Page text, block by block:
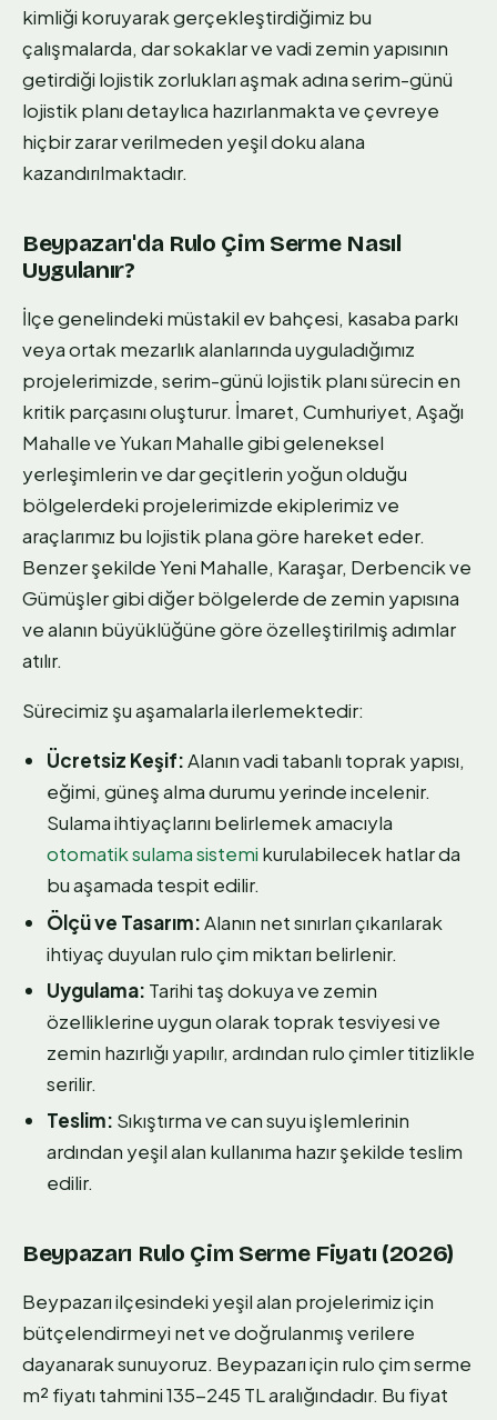
kimliği koruyarak gerçekleştirdiğimiz bu
çalışmalarda, dar sokaklar ve vadi zemin yapısının
getirdiği lojistik zorlukları aşmak adına serim-günü
lojistik planı detaylıca hazırlanmakta ve çevreye
hiçbir zarar verilmeden yeşil doku alana
kazandırılmaktadır.
Beypazarı'da Rulo Çim Serme Nasıl
Uygulanır?
İlçe genelindeki müstakil ev bahçesi, kasaba parkı
veya ortak mezarlık alanlarında uyguladığımız
projelerimizde, serim-günü lojistik planı sürecin en
kritik parçasını oluşturur. İmaret, Cumhuriyet, Aşağı
Mahalle ve Yukarı Mahalle gibi geleneksel
yerleşimlerin ve dar geçitlerin yoğun olduğu
bölgelerdeki projelerimizde ekiplerimiz ve
araçlarımız bu lojistik plana göre hareket eder.
Benzer şekilde Yeni Mahalle, Karaşar, Derbencik ve
Gümüşler gibi diğer bölgelerde de zemin yapısına
ve alanın büyüklüğüne göre özelleştirilmiş adımlar
atılır.
Sürecimiz şu aşamalarla ilerlemektedir:
Ücretsiz Keşif:Alanın vadi tabanlı toprak yapısı,
eğimi, güneş alma durumu yerinde incelenir.
Sulama ihtiyaçlarını belirlemek amacıyla
otomatik sulama sistemi kurulabilecek hatlar da
bu aşamada tespit edilir.
Ölçü ve Tasarım:Alanın net sınırları çıkarılarak
ihtiyaç duyulan rulo çim miktarı belirlenir.
Uygulama: Tarihi taş dokuya ve zemin
özelliklerine uygun olarak toprak tesviyesi ve
zemin hazırlığı yapılır, ardından rulo çimler titizlikle
serilir.
Teslim: Sıkıştırma ve can suyu işlemlerinin
ardından yeşil alan kullanıma hazır şekilde teslim
edilir.
Beypazarı Rulo Çim Serme Fiyatı (2026)
Beypazarı ilçesindeki yeşil alan projelerimiz için
bütçelendirmeyi net ve doğrulanmış verilere
dayanarak sunuyoruz. Beypazarı için rulo çim serme
m² fiyatı tahmini 135-245 TL aralığındadır. Bu fiyat